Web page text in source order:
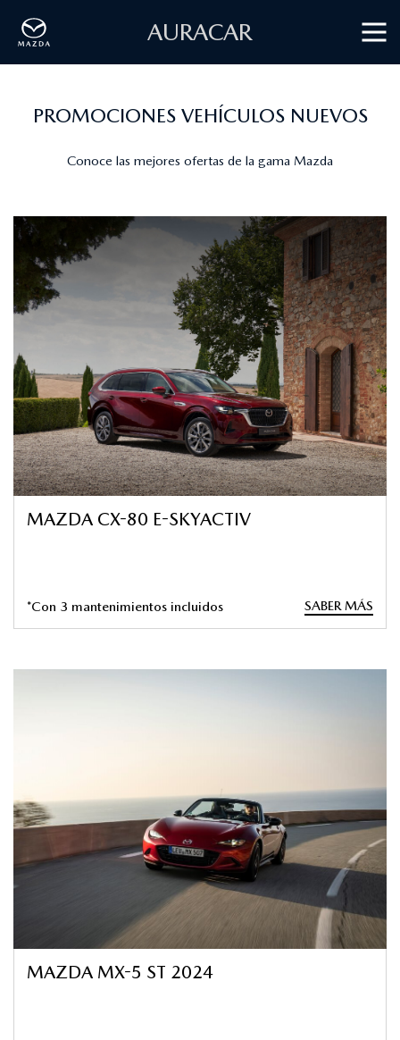
AURACAR
PROMOCIONES VEHÍCULOS NUEVOS
Conoce las mejores ofertas de la gama Mazda
MAZDA CX-80 E-SKYACTIV
*Con 3 mantenimientos incluidos SABER MÁS
MAZDA MX-5 ST 2024